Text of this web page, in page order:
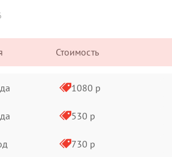
Стоимость
1080 р
530 р
730 р